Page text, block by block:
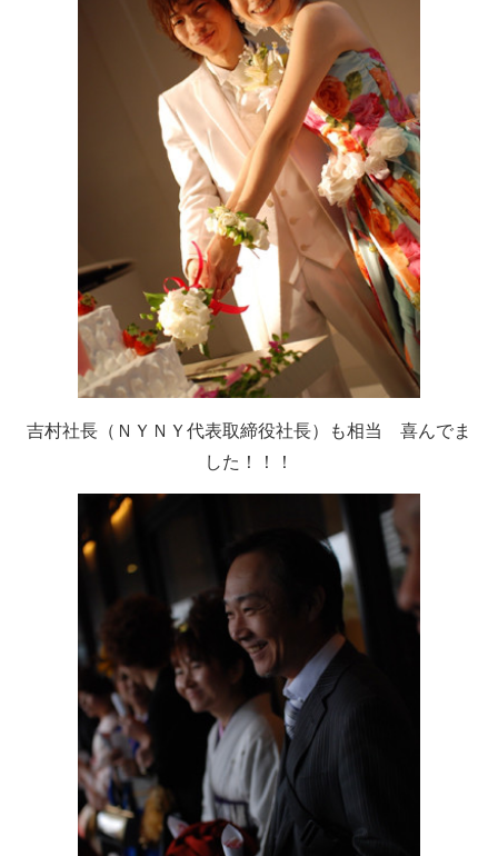
吉村社長（ＮＹＮＹ代表取締役社長）も相当 喜んでま
した！！！